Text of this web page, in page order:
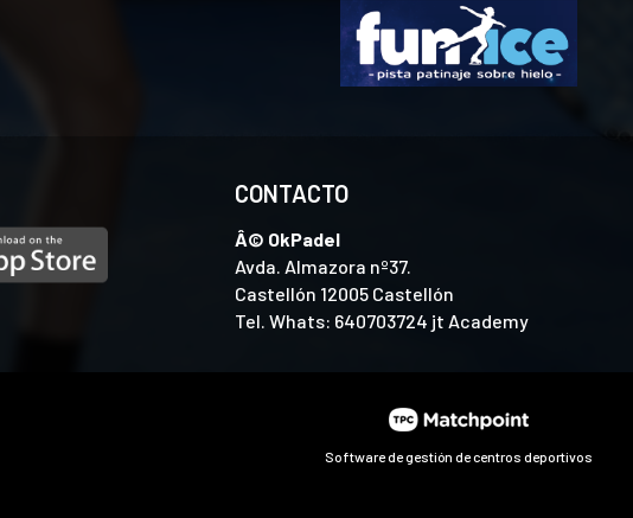
CONTACTO
Â© OkPadel
Avda. Almazora nº37.
Castellón 12005 Castellón
Tel. Whats: 640703724 jt Academy
Software de gestión de centros deportivos